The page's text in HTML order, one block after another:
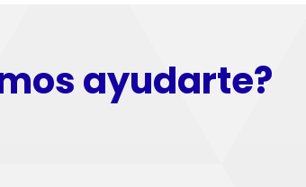
ayudarte?